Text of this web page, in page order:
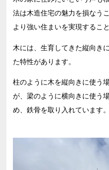
法は木造住宅の魅力を損なう
より強い住まいを実現するこ
木には、生育してきた縦向き
た特性があります。
柱のように木を縦向きに使う
が、梁のように横向きに使う
め、鉄骨を取り入れています。